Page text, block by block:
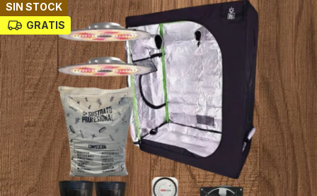
SIN STOCK
GRATIS